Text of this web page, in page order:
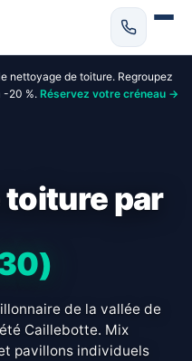
nettoyage de toiture. Regroupez
-20 %. Réservez votre créneau →
toiture par
de la vallée de
Caillebotte. Mix
pavillons individuels